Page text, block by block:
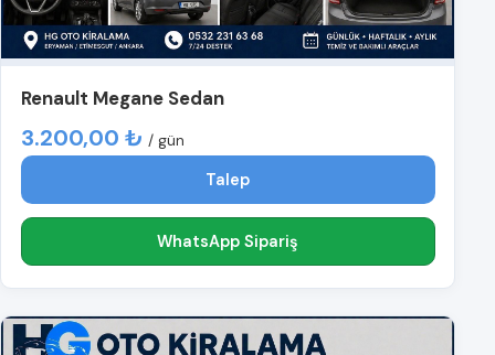
Renault Megane Sedan
3.200,00 ₺ / gün
Talep
WhatsApp Sipariş